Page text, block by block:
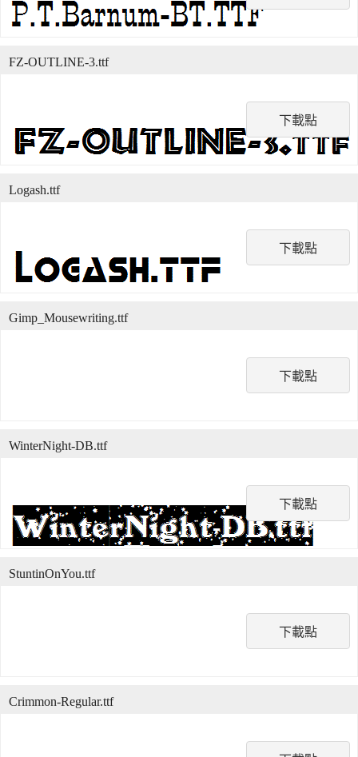
下載點
FZ-OUTLINE-3.ttf
下載點
Logash.ttf
下載點
Gimp_Mousewriting.ttf
下載點
WinterNight-DB.ttf
下載點
StuntinOnYou.ttf
Crimmon-Regular.ttf